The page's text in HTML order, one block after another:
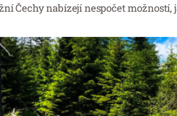
Čechy nabízejí nespočet možností,